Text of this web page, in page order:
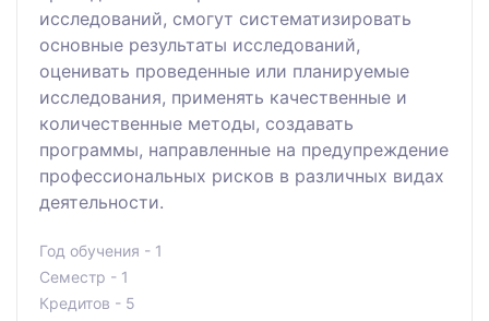
исследований, смогут систематизировать
основные результаты исследований,
оценивать проведенные или планируемые
исследования, применять качественные и
количественные методы, создавать
программы, направленные на предупреждение
профессиональных рисков в различных видах
деятельности.
Год обучения - 1
Семестр - 1
Кредитов - 5